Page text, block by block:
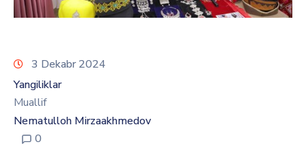
Matbuot
3 Dekabr 2024
Yangiliklar
Muallif
Nematulloh Mirzaakhmedov
0